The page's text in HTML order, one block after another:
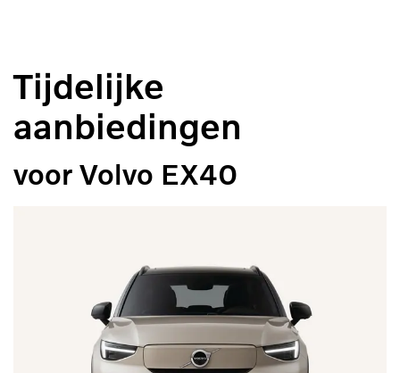
Tijdelijke
aanbiedingen
voor Volvo EX40